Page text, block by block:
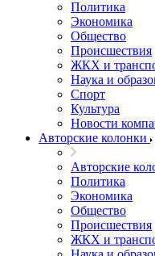
Политика
Экономика
Общество
Происшествия
ЖКХ и
Наука и
Спорт
Культура
Новости
Авторские колонки
Авторские
Политика
Экономика
Общество
Происшествия
ЖКХ и